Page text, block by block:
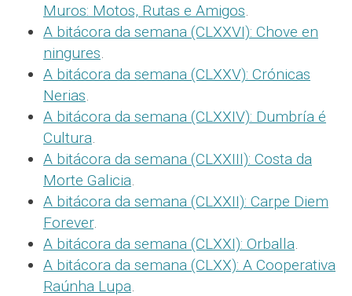
Muros: Motos, Rutas e Amigos.
A bitácora da semana (CLXXVI): Chove en
ningures.
A bitácora da semana (CLXXV): Crónicas
Nerias.
A bitácora da semana (CLXXIV): Dumbría é
Cultura.
A bitácora da semana (CLXXIII): Costa da
Morte Galicia.
A bitácora da semana (CLXXII): Carpe Diem
Forever.
A bitácora da semana (CLXXI): Orballa.
A bitácora da semana (CLXX): A Cooperativa
Raúnha Lupa.